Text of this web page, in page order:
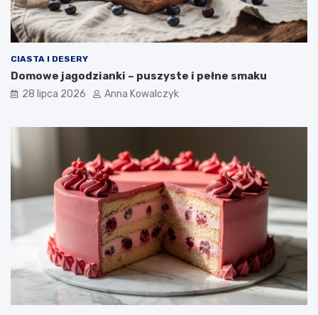
CIASTA I DESERY
Domowe jagodzianki – puszyste i pełne smaku
28 lipca 2026 Anna Kowalczyk